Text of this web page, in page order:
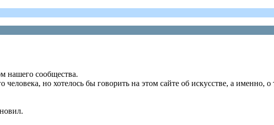
нашего сообщества.
человека, но хотелось бы говорить на этом сайте об искусстве, а